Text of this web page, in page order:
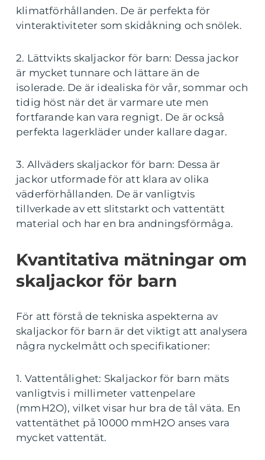
klimatförhållanden. De är perfekta för
vinteraktiviteter som skidåkning och snölek.
2. Lättvikts skaljackor för barn: Dessa jackor
är mycket tunnare och lättare än de
isolerade. De är idealiska för vår, sommar och
tidig höst när det är varmare ute men
fortfarande kan vara regnigt. De är också
perfekta lagerkläder under kallare dagar.
3. Allväders skaljackor för barn: Dessa är
jackor utformade för att klara av olika
väderförhållanden. De är vanligtvis
tillverkade av ett slitstarkt och vattentätt
material och har en bra andningsförmåga.
Kvantitativa mätningar om
skaljackor för barn
För att förstå de tekniska aspekterna av
skaljackor för barn är det viktigt att analysera
några nyckelmått och specifikationer:
1. Vattentålighet: Skaljackor för barn mäts
vanligtvis i millimeter vattenpelare
(mmH2O), vilket visar hur bra de tål väta. En
vattentäthet på 10000 mmH2O anses vara
mycket vattentät.